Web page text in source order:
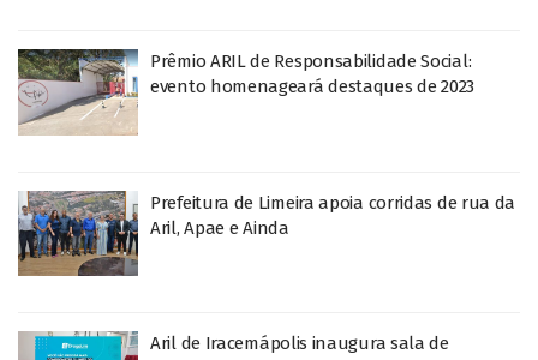
Prêmio ARIL de Responsabilidade Social:
evento homenageará destaques de 2023
Prefeitura de Limeira apoia corridas de rua da
Aril, Apae e Ainda
Aril de Iracemápolis inaugura sala de